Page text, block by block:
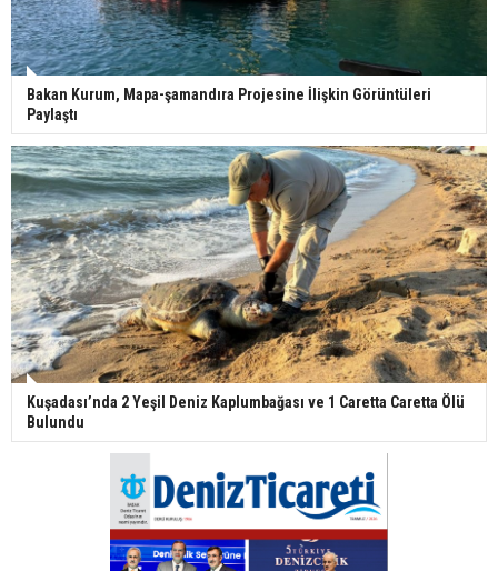
Bakan Kurum, Mapa-şamandıra Projesine İlişkin Görüntüleri
Paylaştı
Kuşadası’nda 2 Yeşil Deniz Kaplumbağası ve 1 Caretta Caretta Ölü
Bulundu